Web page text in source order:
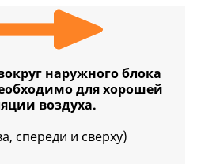
наружного блока
для хорошей
воздуха.
спереди и сверху)